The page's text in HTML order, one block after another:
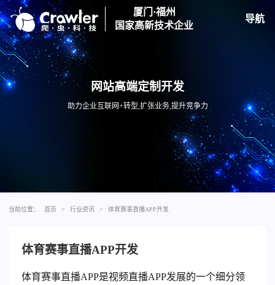
厦门·福州
国家高新技术企业
导航
网站高端定制开发
助力企业互联网+转型,扩张业务,提升竞争力
当前位置： 首页 > 行业资讯 > 体育赛事直播APP开发
体育赛事直播APP开发
体育赛事直播APP是视频直播APP发展的一个细分领